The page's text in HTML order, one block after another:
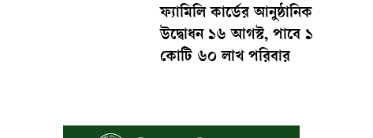
ফ্যামিলি কার্ডের আনুষ্ঠানিক
উদ্বোধন ১৬ আগস্ট, পাবে ১
কোটি ৬০ লাখ পরিবার